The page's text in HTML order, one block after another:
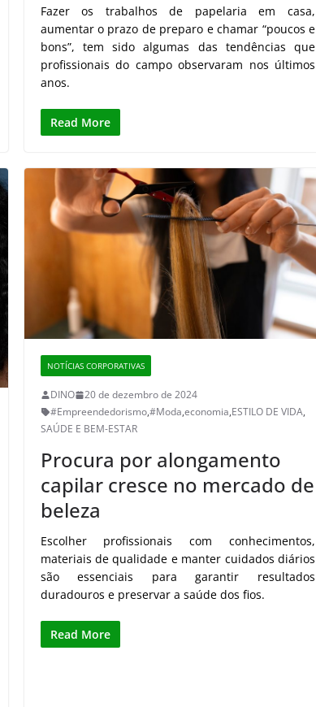
Fazer os trabalhos de papelaria em casa,
aumentar o prazo de preparo e chamar “poucos e
bons”, tem sido algumas das tendências que
profissionais do campo observaram nos últimos
anos.
Read More
NOTÍCIAS CORPORATIVAS
DINO
20 de dezembro de 2024
#Empreendedorismo,#Moda,economia,ESTILO DE VIDA,
SAÚDE E BEM-ESTAR
Procura por alongamento
capilar cresce no mercado de
beleza
Escolher profissionais com conhecimentos,
materiais de qualidade e manter cuidados diários
são essenciais para garantir resultados
duradouros e preservar a saúde dos fios.
Read More